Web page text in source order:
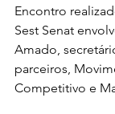
Encontro
Sest Senat
Amado,
parceiros,
Competitivo e